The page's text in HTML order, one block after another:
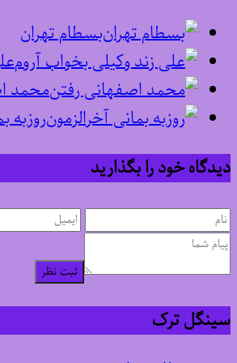
بسطام تهران
محمد
روزبه
دیدگاه خود را بگذارید
ثبت نظر
سینگل ترک